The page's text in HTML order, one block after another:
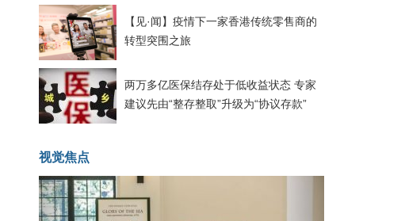
【见·闻】疫情下一家香港传统零售商的
转型突围之旅
两万多亿医保结存处于低收益状态 专家
建议先由“整存整取”升级为“协议存款”
视觉焦点